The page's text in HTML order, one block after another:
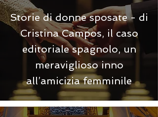
Storie di donne sposate - di
Cristina Campos, il caso
editoriale spagnolo, un
meraviglioso inno
all’amicizia femminile